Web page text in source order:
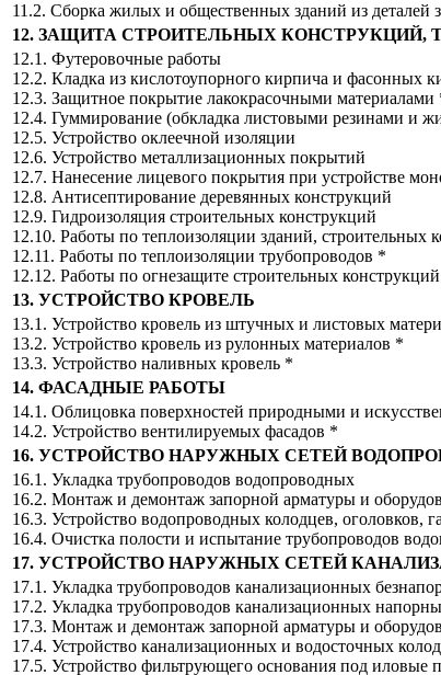
11.2. Сборка жилых и общественных зданий из деталей
12. ЗАЩИТА СТРОИТЕЛЬНЫХ
12.1. Футеровочные работы
12.2. Кладка из кислотоупорного кирпича и фасонных
12.3. Защитное покрытие лакокрасочными материалами
12.4. Гуммирование (обкладка листовыми резинами и
12.5. Устройство оклеечной изоляции
12.6. Устройство металлизационных покрытий
12.7. Нанесение лицевого покрытия при устройстве
12.8. Антисептирование деревянных конструкций
12.9. Гидроизоляция строительных конструкций
12.10. Работы по теплоизоляции зданий, строительных
12.11. Работы по теплоизоляции трубопроводов *
12.12. Работы по огнезащите строительных
13. УСТРОЙСТВО КРОВЕЛЬ
13.1. Устройство кровель из штучных и листовых
13.2. Устройство кровель из рулонных материалов *
13.3. Устройство наливных кровель *
14. ФАСАДНЫЕ РАБОТЫ
14.1. Облицовка поверхностей природными и
14.2. Устройство вентилируемых фасадов *
16. УСТРОЙСТВО НАРУЖНЫХ СЕТЕЙ
16.1. Укладка трубопроводов водопроводных
16.2. Монтаж и демонтаж запорной арматуры и
16.3. Устройство водопроводных колодцев, оголовков,
16.4. Очистка полости и испытание трубопроводов
17. УСТРОЙСТВО НАРУЖНЫХ СЕТЕЙ
17.1. Укладка трубопроводов канализационных
17.2. Укладка трубопроводов канализационных
17.3. Монтаж и демонтаж запорной арматуры и
17.4. Устройство канализационных и водосточных
17.5. Устройство фильтрующего основания под иловые